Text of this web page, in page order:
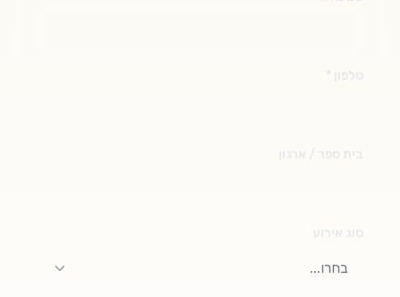
טלפון *
בית ספר / ארגון
סוג אירוע
בחרו...